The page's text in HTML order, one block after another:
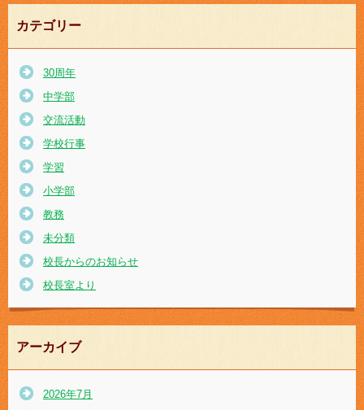
カテゴリー
30周年
中学部
交流活動
学校行事
学習
小学部
教務
未分類
校長からのお知らせ
校長室より
アーカイブ
2026年7月